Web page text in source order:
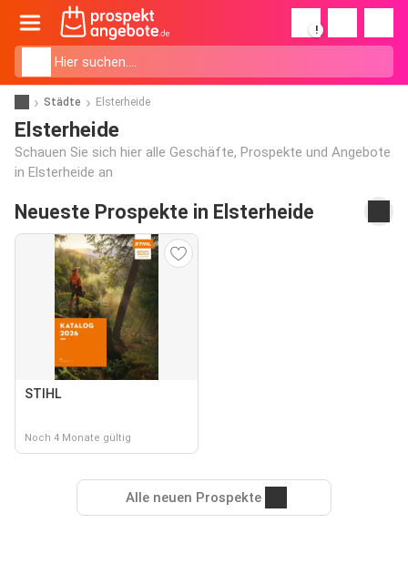
!
Städte Elsterheide
Elsterheide
Schauen Sie sich hier alle Geschäfte, Prospekte und Angebote
in Elsterheide an
Neueste Prospekte in Elsterheide
STIHL
Noch 4 Monate gültig
Alle neuen Prospekte